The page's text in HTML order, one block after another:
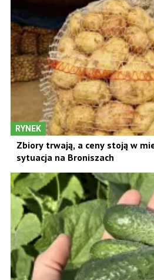
RYNEK
Zbiory trwają, a ceny stoją w
sytuacja na Broniszach